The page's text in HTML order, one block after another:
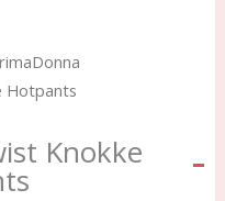
Hotpants
Knokke